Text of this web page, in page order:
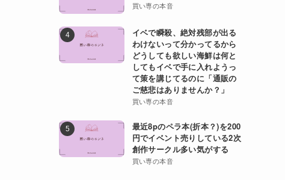
買い専の本音
イベで瞬殺、絶対残部が出る
わけないって分かってるから
どうしても欲しい海鮮は何と
してもイベで手に入れようっ
て策を講じてるのに「通販の
ご慈悲はありませんか？」
買い専の本音
最近8pのペラ本(折本？)を200
円でイベント売りしている2次
創作サークル多い気がする
買い専の本音